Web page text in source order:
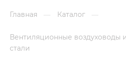
Главная — Каталог —
Вентиляционные воздуховоды
стали